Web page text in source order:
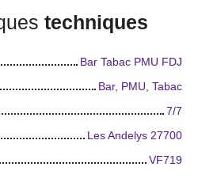
techniques
Bar Tabac PMU FDJ
Bar, PMU, Tabac
7/7
Les Andelys 27700
VF719